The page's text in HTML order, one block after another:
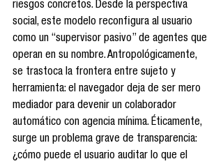
riesgos concretos. Desde la perspectiva
social, este modelo reconfigura al usuario
como un “supervisor pasivo” de agentes que
operan en su nombre. Antropológicamente,
se trastoca la frontera entre sujeto y
herramienta: el navegador deja de ser mero
mediador para devenir un colaborador
automático con agencia mínima. Éticamente,
surge un problema grave de transparencia:
¿cómo puede el usuario auditar lo que el